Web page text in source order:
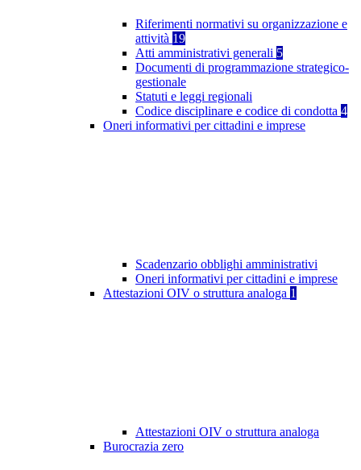
Riferimenti normativi su organizzazione e
attività 19
Atti amministrativi generali 5
Documenti di programmazione strategico-
gestionale
Statuti e leggi regionali
Codice disciplinare e codice di condotta 4
Oneri informativi per cittadini e imprese
Scadenzario obblighi amministrativi
Oneri informativi per cittadini e imprese
Attestazioni OIV o struttura analoga 1
Attestazioni OIV o struttura analoga
Burocrazia zero